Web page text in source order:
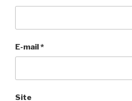
E-mail*
Site